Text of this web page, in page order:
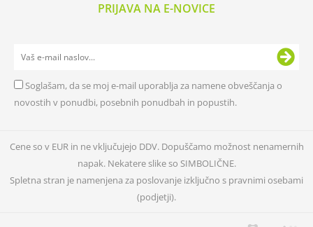
PRIJAVA NA E-NOVICE
Soglašam, da se moj e-mail uporablja za namene obveščanja o
novostih v ponudbi, posebnih ponudbah in popustih.
Cene so v EUR in ne vključujejo DDV. Dopuščamo možnost nenamernih
napak. Nekatere slike so SIMBOLIČNE.
Spletna stran je namenjena za poslovanje izključno s pravnimi osebami
(podjetji).